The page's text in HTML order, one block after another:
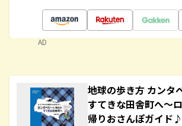
AD
地球の歩き方 カンタ
すてきな田舎町へ～
帰りおさんぽガイド♪